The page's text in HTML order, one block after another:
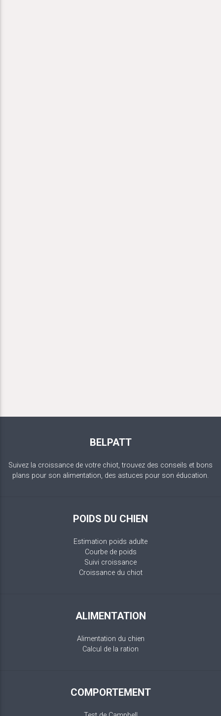
BELPATT
Suivez la croissance de votre chiot, trouvez des conseils et bons
plans pour son alimentation, des astuces pour son éducation.
POIDS DU CHIEN
Estimation poids adulte
Courbe de poids
Suivi croissance
Croissance du chiot
ALIMENTATION
Alimentation du chien
Calcul de la ration
COMPORTEMENT